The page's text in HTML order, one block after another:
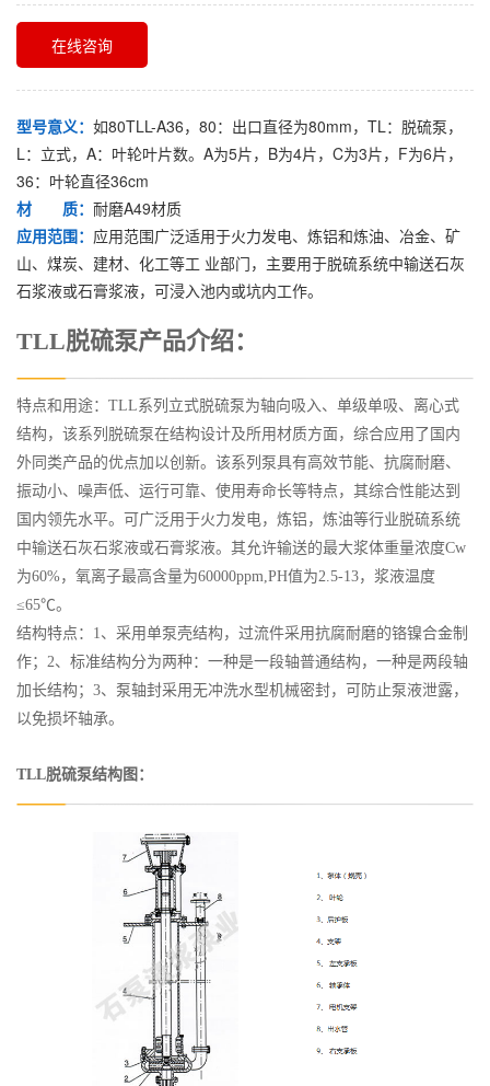
在线咨询
型号意义： 如80TLL-A36，80：出口直径为80mm，TL：脱硫泵，
L：立式，A：叶轮叶片数。A为5片，B为4片，C为3片，F为6片，
36：叶轮直径36cm
材 质： 耐磨A49材质
应用范围： 应用范围广泛适用于火力发电、炼铝和炼油、冶金、矿
山、煤炭、建材、化工等工 业部门，主要用于脱硫系统中输送石灰
石浆液或石膏浆液，可浸入池内或坑内工作。
TLL脱硫泵产品介绍：
特点和用途：TLL系列立式脱硫泵为轴向吸入、单级单吸、离心式
结构，该系列脱硫泵在结构设计及所用材质方面，综合应用了国内
外同类产品的优点加以创新。该系列泵具有高效节能、抗腐耐磨、
振动小、噪声低、运行可靠、使用寿命长等特点，其综合性能达到
国内领先水平。可广泛用于火力发电，炼铝，炼油等行业脱硫系统
中输送石灰石浆液或石膏浆液。其允许输送的最大浆体重量浓度Cw
为60%，氧离子最高含量为60000ppm,PH值为2.5-13，浆液温度
≤65℃。
结构特点：1、采用单泵壳结构，过流件采用抗腐耐磨的铬镍合金制
作；2、标准结构分为两种：一种是一段轴普通结构，一种是两段轴
加长结构；3、泵轴封采用无冲洗水型机械密封，可防止泵液泄露，
以免损坏轴承。
TLL脱硫泵结构图：